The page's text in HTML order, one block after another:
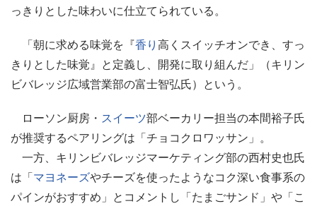
っきりとした味わいに仕立てられている。
「朝に求める味覚を『香り高くスイッチオンでき、すっ
きりとした味覚』と定義し、開発に取り組んだ」（キリン
ビバレッジ広域営業部の富士智弘氏）という。
ローソン厨房・ スイーツ部ベーカリー担当の本間裕子氏
が推奨するペアリングは「チョコクロワッサン」。
一方、キリンビバレッジマーケティング部の西村史也氏
は「マヨネーズやチーズを使ったようなコク深い食事系の
パインがおすすめ」とコメントし「たまごサンド」や「こ